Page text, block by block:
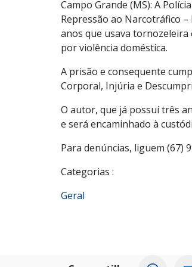
Campo Grande (MS): A
Repressão ao Narcotráfico
anos que usava
por violência doméstica.
A prisão e consequente
Corporal, Injúria e
O autor, que já possui três
e será encaminhado à
Para denúncias, liguem (67)
Categorias :
Geral